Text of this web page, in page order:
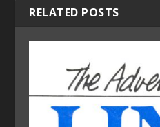
RELATED POSTS